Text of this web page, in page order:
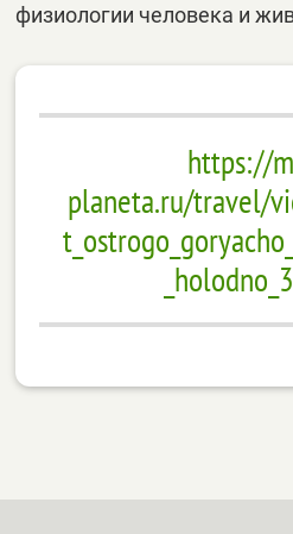
физиологии человека и
https://
planeta.ru/travel/